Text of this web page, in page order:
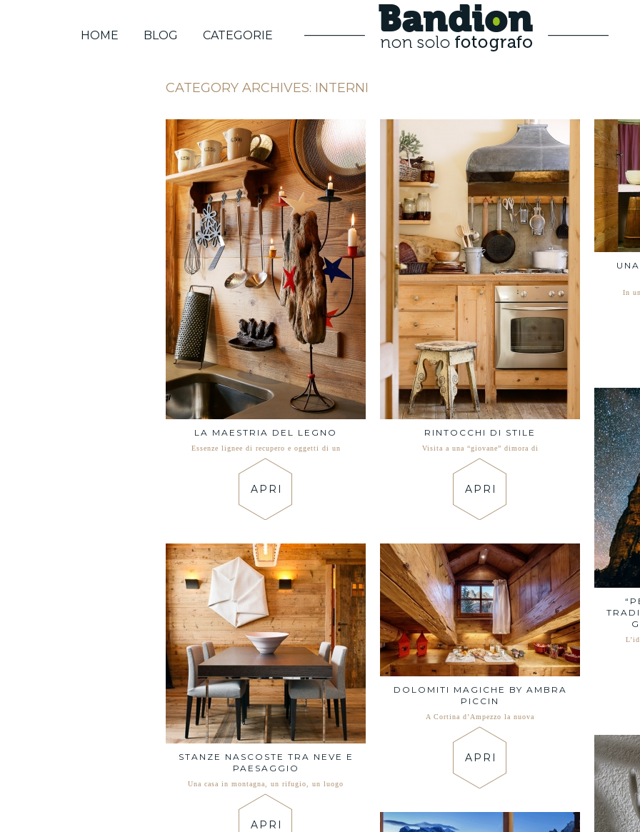
HOME BLOG CATEGORIE Bandion
CATEGORY ARCHIVES: INTERNI
LA MAESTRIA DEL LEGNO
Essenze lignee di recupero e oggetti di un
APRI
RINTOCCHI DI STILE
Visita a una “giovane” dimora di
APRI
In
STANZE NASCOSTE TRA NEVE E
PAESAGGIO
Una casa in montagna, un rifugio, un luogo
APRI
DOLOMITI MAGICHE BY AMBRA
PICCIN
A Cortina d’Ampezzo la nuova
APRI